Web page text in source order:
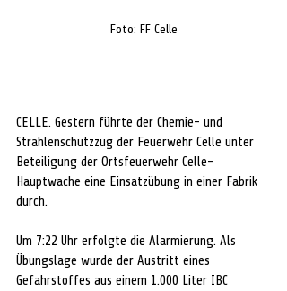
Foto: FF Celle
CELLE. Gestern führte der Chemie- und
Strahlenschutzzug der Feuerwehr Celle unter
Beteiligung der Ortsfeuerwehr Celle-
Hauptwache eine Einsatzübung in einer Fabrik
durch.
Um 7:22 Uhr erfolgte die Alarmierung. Als
Übungslage wurde der Austritt eines
Gefahrstoffes aus einem 1.000 Liter IBC